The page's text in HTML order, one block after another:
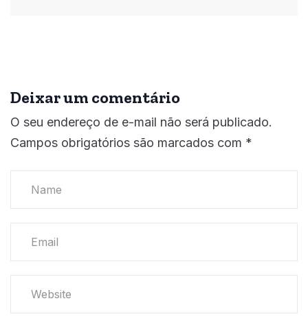
Deixar um comentário
O seu endereço de e-mail não será publicado.
Campos obrigatórios são marcados com *